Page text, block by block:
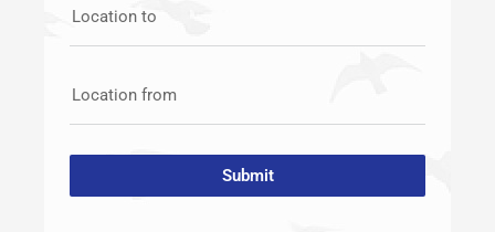
Location to
Location from
Submit